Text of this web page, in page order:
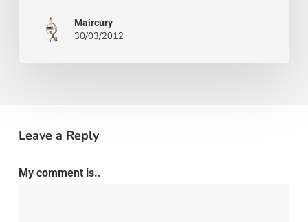
Maircury
30/03/2012
Leave a Reply
My comment is..